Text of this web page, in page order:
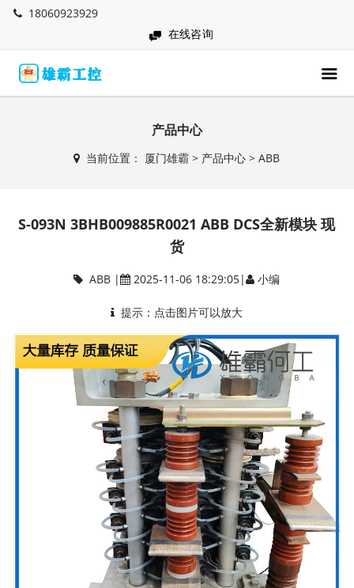
18060923929
在线咨询
产品中心
当前位置： 厦门雄霸 > 产品中心 >ABB
S-093N 3BHB009885R0021 ABB DCS全新模块 现
货
ABB | 2025-11-06 18:29:05| 小编
提示：点击图片可以放大